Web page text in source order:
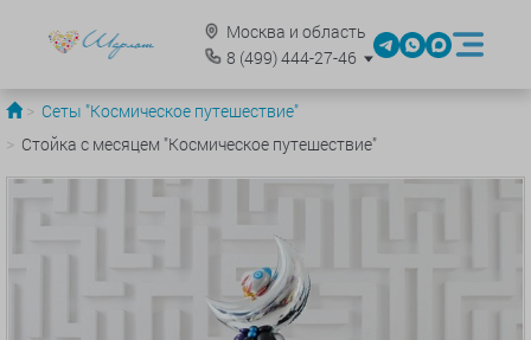
Москва и область
8 (499)444-27-46
Сеты "Космическое путешествие"
Стойка с месяцем "Космическое путешествие"